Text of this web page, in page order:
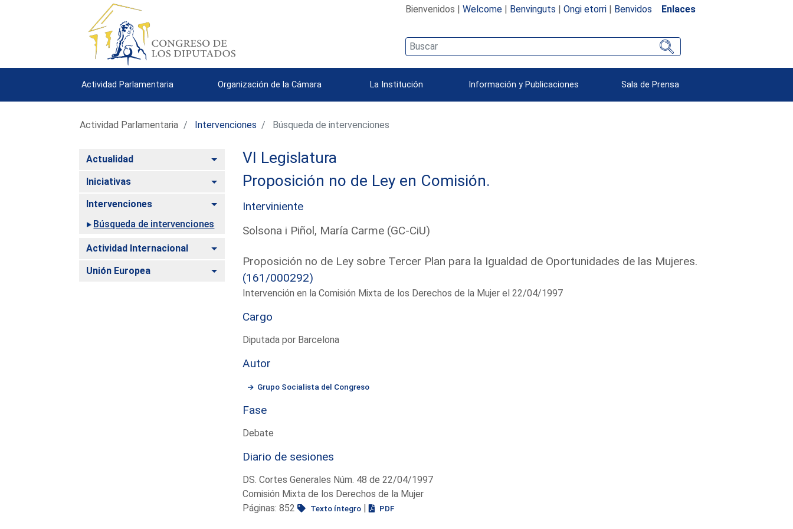
Bienvenidos | Welcome| Benvinguts | Ongi etorri| Benvidos Enlaces
Actividad Parlamentaria Organización de la Cámara La Institución Información y Publicaciones Sala de Prensa
Actividad Parlamentaria Intervenciones Búsqueda de intervenciones
Actualidad Alternar
Iniciativas Alternar
Intervenciones
Alternar
Búsqueda de intervenciones
Actividad Internacional Alternar
Unión Europea Alternar
VI Legislatura
Proposición no de Ley en Comisión.
Interviniente
Solsona i Piñol, María Carme (GC-CiU)
Proposición no de Ley sobre Tercer Plan para la Igualdad de Oportunidades de las Mujeres.
(161/000292)
Intervención en la Comisión Mixta de los Derechos de la Mujer el 22/04/1997
Cargo
Diputada por Barcelona
Autor
Grupo Socialista del Congreso
Fase
Debate
Diario de sesiones
DS. Cortes Generales Núm. 48 de 22/04/1997
Comisión Mixta de los Derechos de la Mujer
Páginas: 852
Texto íntegro| PDF